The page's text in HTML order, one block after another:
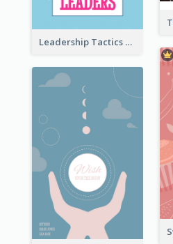
Leadership Tactics Book Cover